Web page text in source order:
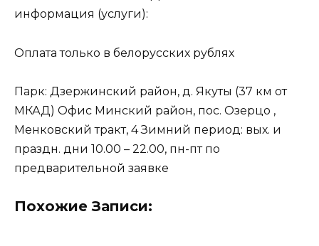
информация (услуги):
Оплата только в белорусских рублях
Парк: Дзержинский район, д. Якуты (37 км от
МКАД) Офис Минский район, пос. Озерцо ,
Менковский тракт, 4 Зимний период: вых. и
праздн. дни 10.00 – 22.00, пн-пт по
предварительной заявке
Похожие Записи: